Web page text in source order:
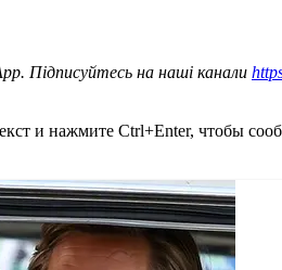
Підписуйтесь на наші канали
и нажмите Ctrl+Enter, чтобы